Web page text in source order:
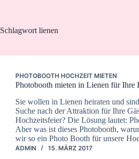
Schlagwort lienen
PHOTOBOOTH HOCHZEIT MIETEN
Photobooth mieten in Lienen für Ihre
Sie wollen in Lienen heiraten und
Suche nach der Attraktion für Ihre
Hochzeitsfeier? Die Lösung lautet:
Aber was ist dieses Photobooth,
wir so ein Photo Booth für unsere
ADMIN 15. MÄRZ 2017